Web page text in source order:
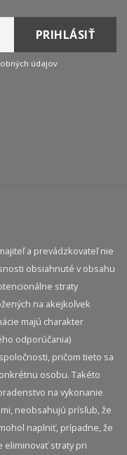
údajov
a prevádzkovateľ nie
obsiahnuté v obsahu
straty
na akejkoľvek
majú charakter
odporúčania)
pričom tieto sa
osobu. Takéto
na vykonanie
neobsahujú prísľub, že
naplniť, prípadne, že
eliminovať straty pri